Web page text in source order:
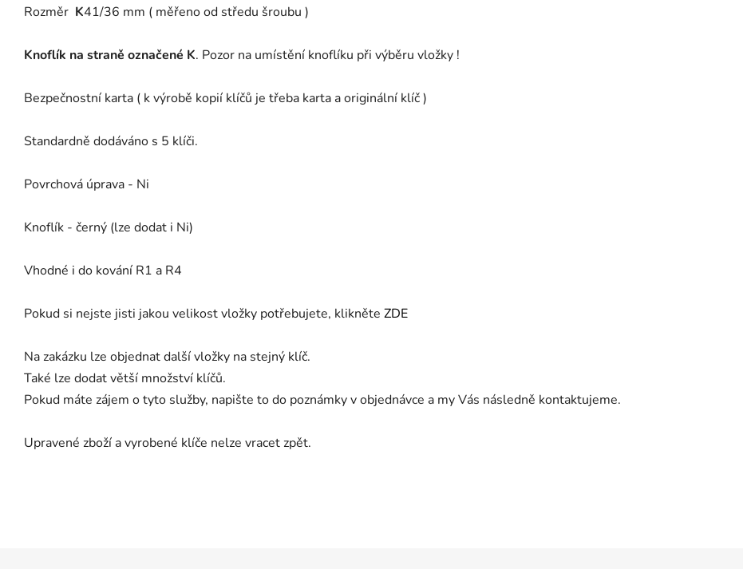
Rozměr K41/36 mm ( měřeno od středu šroubu )
Knoflík na straně označené K. Pozor na umístění knoflíku při výběru vložky !
Bezpečnostní karta ( k výrobě kopií klíčů je třeba karta a originální klíč )
Standardně dodáváno s 5 klíči.
Povrchová úprava - Ni
Knoflík - černý (lze dodat i Ni)
Vhodné i do kování R1 a R4
Pokud si nejste jisti jakou velikost vložky potřebujete, klikněte ZDE
Na zakázku lze objednat další vložky na stejný klíč.
Také lze dodat větší množství klíčů.
Pokud máte zájem o tyto služby, napište to do poznámky v objednávce a my Vás následně kontaktujeme.
Upravené zboží a vyrobené klíče nelze vracet zpět.